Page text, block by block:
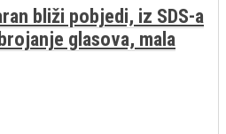
bliži pobjedi, iz SDS-a
glasova, mala